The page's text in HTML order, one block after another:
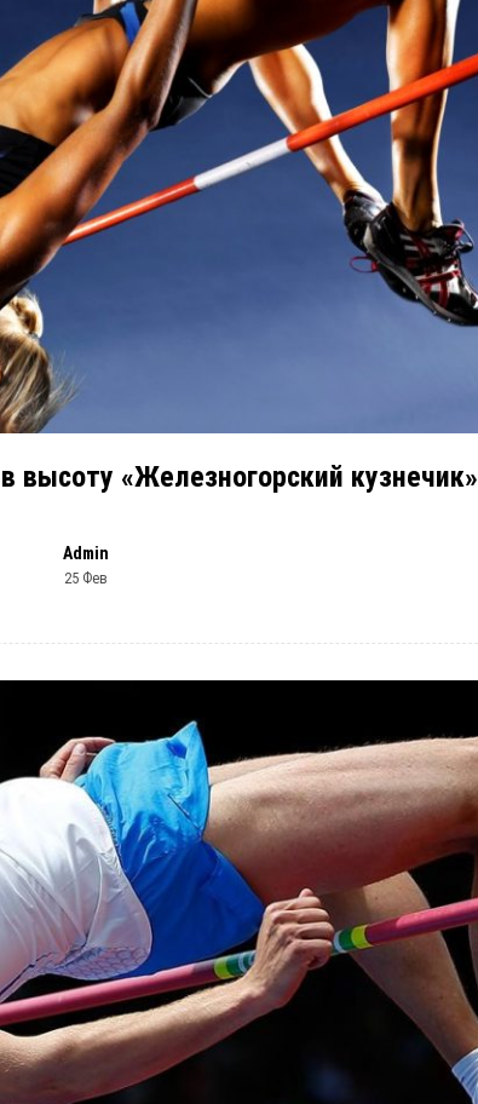
«Железногорский кузнечик»
Admin
25 Фев